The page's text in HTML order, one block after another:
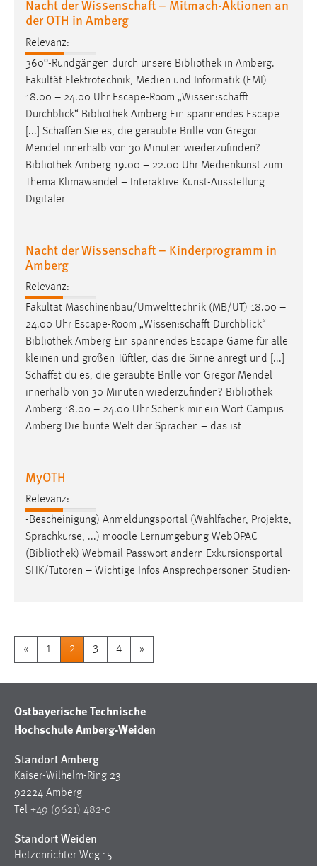
Nacht der Wissenschaft – Mitmach-Aktionen an
der OTH in Amberg
Relevanz:
360°-Rundgängen durch unsere Bibliothek in Amberg.
Fakultät Elektrotechnik, Medien und Informatik (EMI)
18.00 – 24.00 Uhr Escape-Room „Wissen:schafft
Durchblick“ Bibliothek Amberg Ein spannendes Escape
[...] Schaffen Sie es, die geraubte Brille von Gregor
Mendel innerhalb von 30 Minuten wiederzufinden?
Bibliothek Amberg 19.00 – 22.00 Uhr Medienkunst zum
Thema Klimawandel – Interaktive Kunst-Ausstellung
Digitaler
Nacht der Wissenschaft – Kinderprogramm in
Amberg
Relevanz:
Fakultät Maschinenbau/Umwelttechnik (MB/UT) 18.00 –
24.00 Uhr Escape-Room „Wissen:schafft Durchblick“
Bibliothek Amberg Ein spannendes Escape Game für alle
kleinen und großen Tüftler, das die Sinne anregt und [...]
Schaffst du es, die geraubte Brille von Gregor Mendel
innerhalb von 30 Minuten wiederzufinden? Bibliothek
Amberg 18.00 – 24.00 Uhr Schenk mir ein Wort Campus
Amberg Die bunte Welt der Sprachen – das ist
MyOTH
Relevanz:
-Bescheinigung) Anmeldungsportal (Wahlfächer, Projekte,
Sprachkurse, ...) moodle Lernumgebung WebOPAC
(Bibliothek) Webmail Passwort ändern Exkursionsportal
SHK/Tutoren – Wichtige Infos Ansprechpersonen Studien-
« 1 2 3 4 »
Ostbayerische Technische
Hochschule Amberg-Weiden
Standort Amberg
Kaiser-Wilhelm-Ring 23
92224 Amberg
Tel +49 (9621) 482-0
Standort Weiden
Hetzenrichter Weg 15